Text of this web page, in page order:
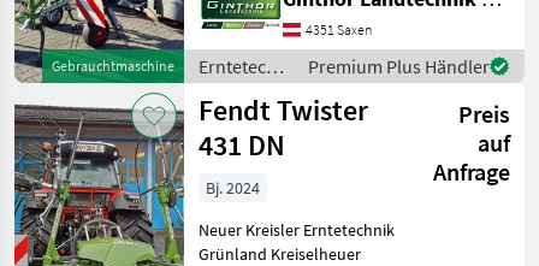
Gebrauchtmaschine
Zinkenverlustsicherung,
Grenzstreueinrichtung,
Streuwinkelverstellung,
Schutzbügel Fendt
Kreiselheuer
4351 Saxen
Erntetechnik
Grünland /
Fendt
Premium Plus Händler
Fendt Twister
431 DN
Preis
auf
Anfrage
Bj. 2024
Neuer Kreisler Erntetechnik
Grünland Kreiselheuer